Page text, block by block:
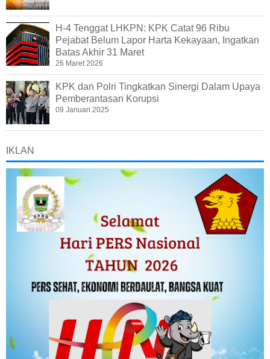
H-4 Tenggat LHKPN: KPK Catat 96 Ribu
Pejabat Belum Lapor Harta Kekayaan, Ingatkan
Batas Akhir 31 Maret
26 Maret 2026
KPK dan Polri Tingkatkan Sinergi Dalam Upaya
Pemberantasan Korupsi
09 Januari 2025
IKLAN